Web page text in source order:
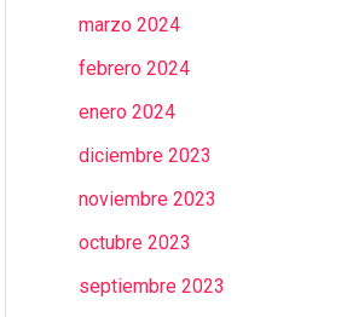
marzo 2024
febrero 2024
enero 2024
diciembre 2023
noviembre 2023
octubre 2023
septiembre 2023